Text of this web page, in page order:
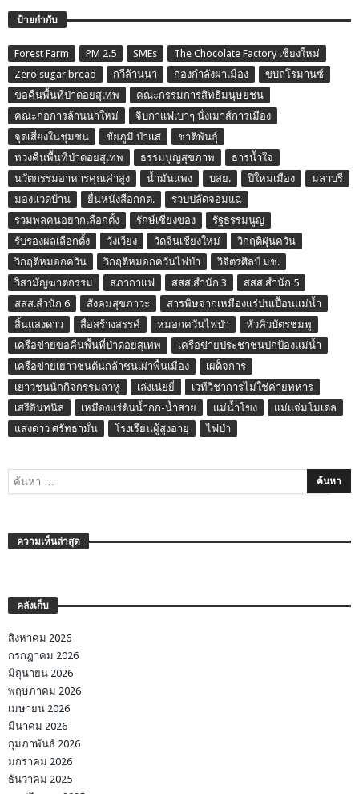
ป้ายกำกับ
Forest Farm PM 2.5 SMEs
The Chocolate Factory เชียงใหม่
Zero sugar bread
กวีล้านนา กองกำลังผาเมือง
ขบถโรมานซ์
ขอคืนพื้นที่ป่าดอยสุเทพ
คณะกรรมการสิทธิมนุษยชน
คณะก่อการล้านนาใหม่
จิบกาแฟเบาๆ นั่งเมาส์การเมือง
จุดเสี่ยงในชุมชน
ชัยภูมิ ป่าแส
ชาติพันธุ์
ทวงคืนพื้นที่ป่าดอยสุเทพ
ธรรมนูญสุขภาพ
ธารน้ำใจ
นวัตกรรมอาหารคุณค่าสูง
น้ำมันแพง บสย. ปี๋ใหม่เมือง
มลาบรี
มองแวดบ้าน
ยื่นหนังสือกกต.
รวบปลัดจอมแฉ
รวมพลคนอยากเลือกตั้ง
รักษ์เชียงของ
รัฐธรรมนูญ
รับรองผลเลือกตั้ง
วังเวียง วัดจีนเชียงใหม่
วิกฤติฝุ่นควัน
วิกฤติหมอกควัน
วิกฤติหมอกควันไฟป่า
วิจิตรศิลป์ มช.
วิสามัญฆาตกรรม
สภากาแฟ สสส.สำนัก 3
สสส.สำนัก 5
สสส.สำนัก 6
สังคมสุขภาวะ
สารพิษจากเหมืองแร่ปนเปื้อนแม่น้ำ
สิ้นแสงดาว
สื่อสร้างสรรค์ หมอกควันไฟป่า
หัวคิวบัตรชมพู
เครือข่ายขอคืนพื้นที่ป่าดอยสุเทพ
เครือข่ายประชาชนปกป้องแม่น้ำ
เครือข่ายเยาวชนต้นกล้าชนเผ่าพื้นเมือง
เผด็จการ
เยาวชนนักกิจกรรมลาหู่
เล่งเน่ยยี่
เวทีวิชาการไม่ใช่ค่ายทหาร
เสรีอินทนิล
เหมืองแร่ต้นน้ำกก-น้ำสาย แม่น้ำโขง
แม่แจ่มโมเดล
แสงดาว ศรัทธามั่น
โรงเรียนผู้สูงอายุ ไฟป่า
ความเห็นล่าสุด
คลังเก็บ
สิงหาคม 2026
กรกฎาคม 2026
มิถุนายน 2026
พฤษภาคม 2026
เมษายน 2026
มีนาคม 2026
กุมภาพันธ์ 2026
มกราคม 2026
ธันวาคม 2025